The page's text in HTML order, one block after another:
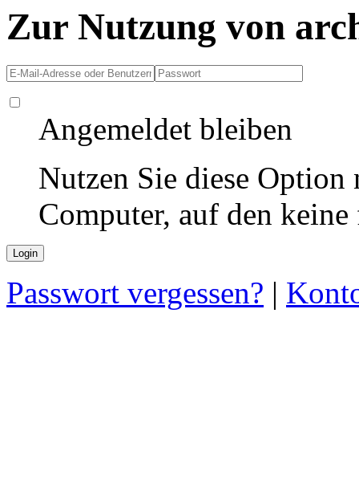
Zur Nutzung von
Angemeldet bleiben
Nutzen Sie diese
Computer, auf den
Passwort vergessen? |